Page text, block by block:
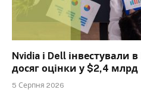
Nvidia і Dell інвестували
досяг оцінки у $2,4 млрд
5 Серпня 2026